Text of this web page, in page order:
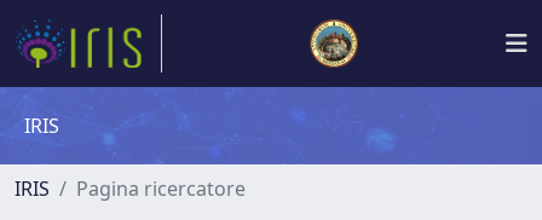
IRIS
IRIS Pagina ricercatore